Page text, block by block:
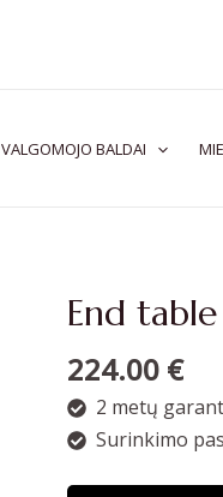
VALGOMOJO BALDAI
End
224.00 €
2 metų
Surinkimo